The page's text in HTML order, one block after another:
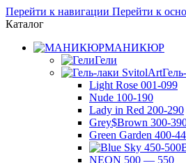
Перейти к навигации Перейти к
Каталог
МАНИКЮР
Гели
Light Rose 001-099
Nude 100-190
Lady in Red 200-290
Grey$Brown 300-
Green Garden 400-
NEON 500 — 550